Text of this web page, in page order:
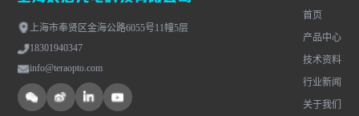
上海市奉贤区金海公路6055号11幢5层
18301940347
info@teraopto.com
首页
产品中心
技术资料
行业新闻
关于我们